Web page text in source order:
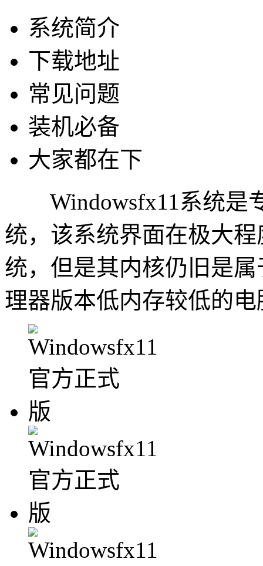
系统简介
下载地址
常见问题
装机必备
大家都在下
Windowsfx11系统是
统，该系统界面在极大
统，但是其内核仍旧是
理器版本低内存较低的电